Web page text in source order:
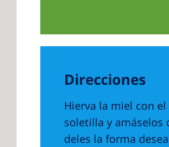
Direcciones
Hierva la miel con
soletilla y amáselos
deles la forma